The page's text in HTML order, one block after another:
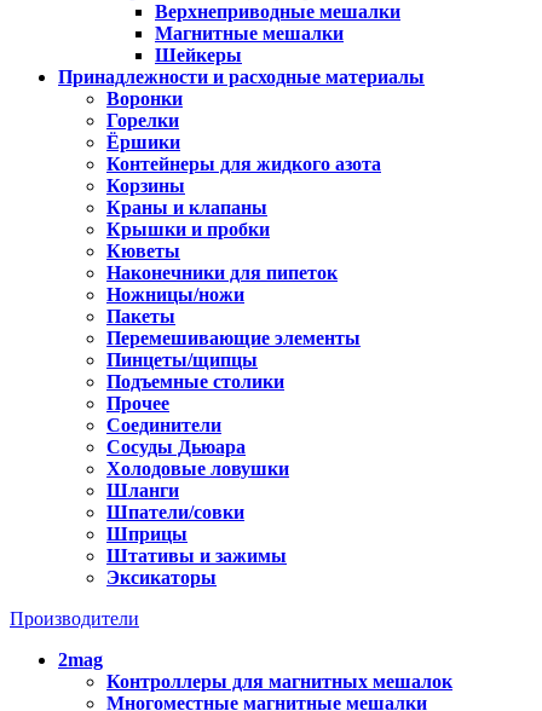
Верхнеприводные мешалки
Магнитные мешалки
Шейкеры
Принадлежности и расходные материалы
Воронки
Горелки
Ёршики
Контейнеры для жидкого азота
Корзины
Краны и клапаны
Крышки и пробки
Кюветы
Наконечники для пипеток
Ножницы/ножи
Пакеты
Перемешивающие элементы
Пинцеты/щипцы
Подъемные столики
Прочее
Соединители
Сосуды Дьюара
Холодовые ловушки
Шланги
Шпатели/совки
Шприцы
Штативы и зажимы
Эксикаторы
Производители
2mag
Контроллеры для магнитных мешалок
Многоместные магнитные мешалки